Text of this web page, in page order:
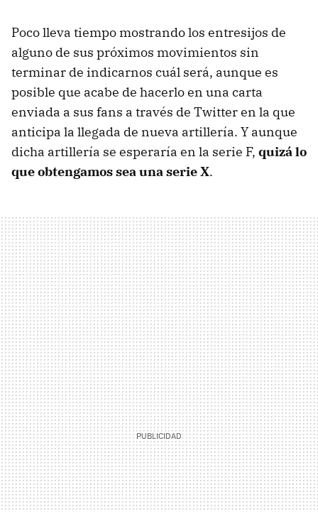
Poco lleva tiempo mostrando los entresijos de
alguno de sus próximos movimientos sin
terminar de indicarnos cuál será, aunque es
posible que acabe de hacerlo en una carta
enviada a sus fans a través de Twitter en la que
anticipa la llegada de nueva artillería. Y aunque
dicha artillería se esperaría en la serie F, quizá lo
que obtengamos sea una serie X.